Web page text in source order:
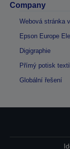
Company
Webová stránka
Epson Europe
Digigraphie
Přímý potisk
Globální řešení